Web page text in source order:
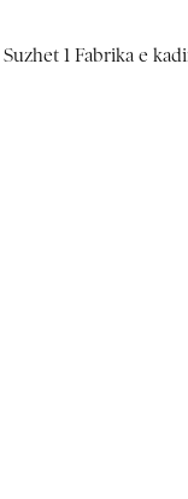
1 Fabrika e